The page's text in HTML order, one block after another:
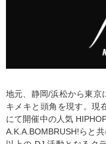
地元、静岡/浜松から東京
キメキと頭角を現す。現
にて開催中の人気
A.K.A.BOMBRUSH!らと